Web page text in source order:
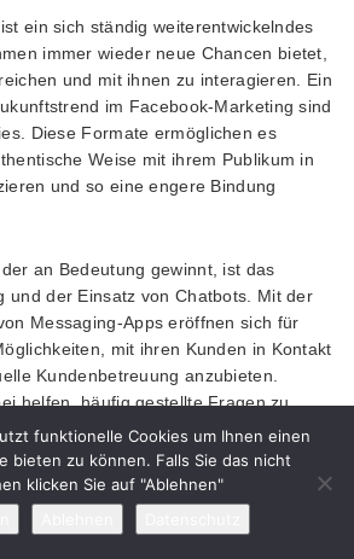
ein sich ständig weiterentwickelndes
immer wieder neue Chancen bietet,
und mit ihnen zu interagieren. Ein
im Facebook-Marketing sind
Diese Formate ermöglichen es
Weise mit ihrem Publikum in
und so eine engere Bindung
an Bedeutung gewinnt, ist das
und der Einsatz von Chatbots. Mit der
Messaging-Apps eröffnen sich für
mit ihren Kunden in Kontakt
Kundenbetreuung anzubieten.
helfen, häufig gestellte Fragen zu
Kundenservice effizienter zu gestalten.
Marketings ist es entscheidend,
und sie in die eigene
integrieren. Unternehmen, die frühzeitig
funktionelle Cookies um Ihnen einen
bieten zu können. Falls Sie das nicht
klicken Sie auf "Ablehnen"